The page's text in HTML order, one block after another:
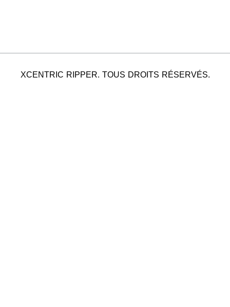
XCENTRIC RIPPER. TOUS DROITS RÉSERVÉS.